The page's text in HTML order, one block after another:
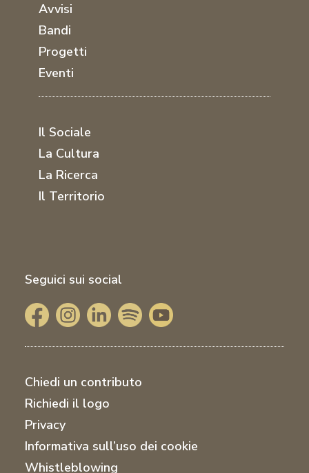
Avvisi
Bandi
Progetti
Eventi
Il Sociale
La Cultura
La Ricerca
Il Territorio
Seguici sui social
Chiedi un contributo
Richiedi il logo
Privacy
Informativa sull’uso dei cookie
Whistleblowing